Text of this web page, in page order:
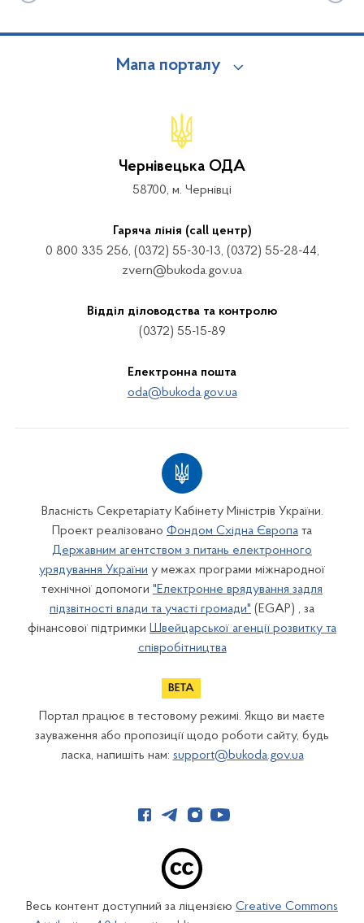
Мапа порталу
Чернівецька ОДА
58700, м. Чернівці
Гаряча лінія (call центр)
0 800 335 256, (0372) 55-30-13, (0372) 55-28-44,
zvern@bukoda.gov.ua
Відділ діловодства та контролю
(0372) 55-15-89
Електронна пошта
oda@bukoda.gov.ua
Власність Секретаріату Кабінету Міністрів України.
Проект реалізовано Фондом Східна Європа та
Державним агентством з питань електронного
урядування України у межах програми міжнародної
технічної допомоги "Електронне врядування задля
підзвітності влади та участі громади" (EGAP) , за
фінансової підтримки Швейцарської агенції розвитку та
співробітництва
Портал працює в тестовому режимі. Якщо ви маєте
зауваження або пропозиції щодо роботи сайту, будь
ласка, напишіть нам: support@bukoda.gov.ua
Весь контент доступний за ліцензією Creative Commons